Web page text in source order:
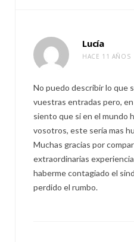
Lucía
HACE 11 AÑOS
No puedo describir lo que
vuestras entradas pero,
siento que si en el mundo
vosotros, este sería mas
Muchas gracias por
extraordinarias
haberme contagiado el
perdido el rumbo.